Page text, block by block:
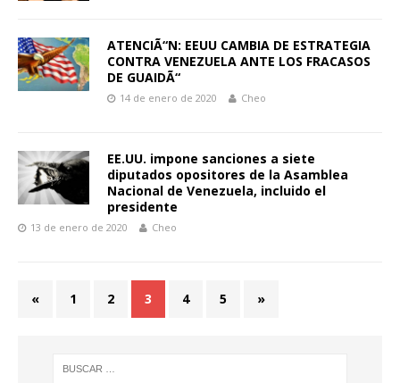
ATENCIÃ“N: EEUU CAMBIA DE ESTRATEGIA
CONTRA VENEZUELA ANTE LOS FRACASOS
DE GUAIDÃ“
14 de enero de 2020 Cheo
EE.UU. impone sanciones a siete
diputados opositores de la Asamblea
Nacional de Venezuela, incluido el
presidente
13 de enero de 2020 Cheo
« 1 2 3 4 5 »